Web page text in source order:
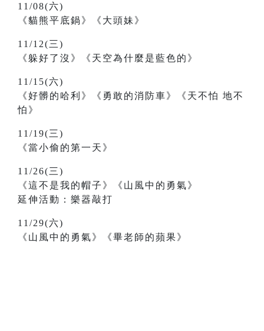
11/08(六)
《貓熊平底鍋》《大頭妹》
11/12(三)
《躲好了沒》《天空為什麼是藍色的》
11/15(六)
《好髒的哈利》《勇敢的消防車》《天不怕 地不
怕》
11/19(三)
《當小偷的第一天》
11/26(三)
《這不是我的帽子》《山風中的勇氣》
延伸活動：樂器敲打
11/29(六)
《山風中的勇氣》《畢老師的蘋果》